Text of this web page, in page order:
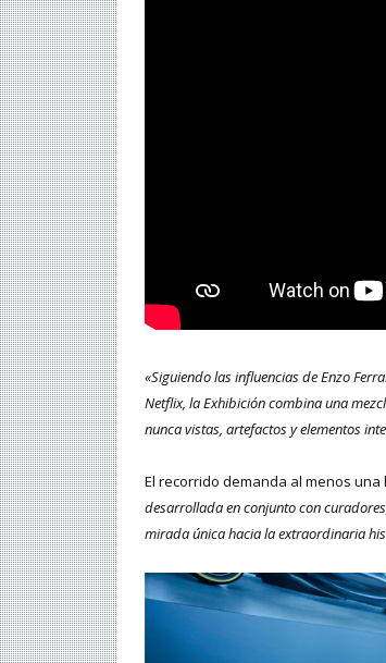
«Siguiendo las influencias de Enzo
Netflix, la Exhibición combina una
nunca vistas, artefactos y elementos
El recorrido demanda al menos
desarrollada en conjunto con
mirada única hacia la extraordinaria